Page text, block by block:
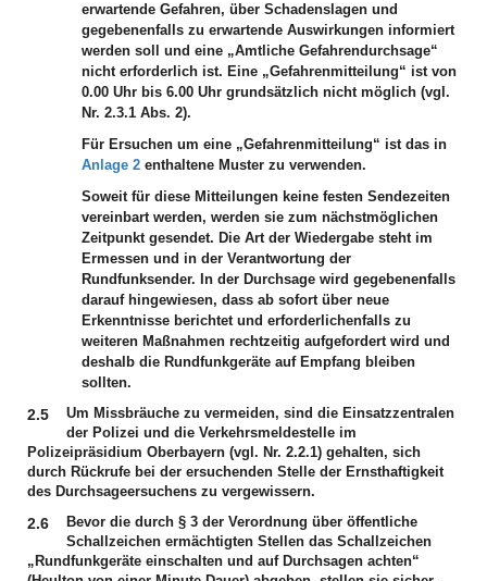
erwartende Gefahren, über Schadenslagen und
gegebenenfalls zu erwartende Auswirkungen informiert
werden soll und eine „Amtliche Gefahrendurchsage“
nicht erforderlich ist. Eine „Gefahrenmitteilung“ ist von
0.00 Uhr bis 6.00 Uhr grundsätzlich nicht möglich (vgl.
Nr. 2.3.1 Abs. 2).
Für Ersuchen um eine „Gefahrenmitteilung“ ist das in
Anlage 2 enthaltene Muster zu verwenden.
Soweit für diese Mitteilungen keine festen Sendezeiten
vereinbart werden, werden sie zum nächstmöglichen
Zeitpunkt gesendet. Die Art der Wiedergabe steht im
Ermessen und in der Verantwortung der
Rundfunksender. In der Durchsage wird gegebenenfalls
darauf hingewiesen, dass ab sofort über neue
Erkenntnisse berichtet und erforderlichenfalls zu
weiteren Maßnahmen rechtzeitig aufgefordert wird und
deshalb die Rundfunkgeräte auf Empfang bleiben
sollten.
2.5
Um Missbräuche zu vermeiden, sind die Einsatzzentralen
der Polizei und die Verkehrsmeldestelle im
Polizeipräsidium Oberbayern (vgl. Nr. 2.2.1) gehalten, sich
durch Rückrufe bei der ersuchenden Stelle der Ernsthaftigkeit
des Durchsageersuchens zu vergewissern.
2.6
Bevor die durch § 3 der Verordnung über öffentliche
Schallzeichen ermächtigten Stellen das Schallzeichen
„Rundfunkgeräte einschalten und auf Durchsagen achten“